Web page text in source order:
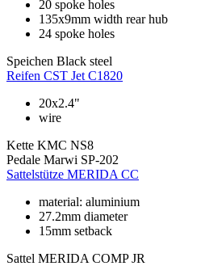
20 spoke holes
135x9mm width rear hub
24 spoke holes
Speichen Black steel
Reifen CST Jet C1820
20x2.4"
wire
Kette KMC NS8
Pedale Marwi SP-202
Sattelstütze MERIDA CC
material: aluminium
27.2mm diameter
15mm setback
Sattel MERIDA COMP JR